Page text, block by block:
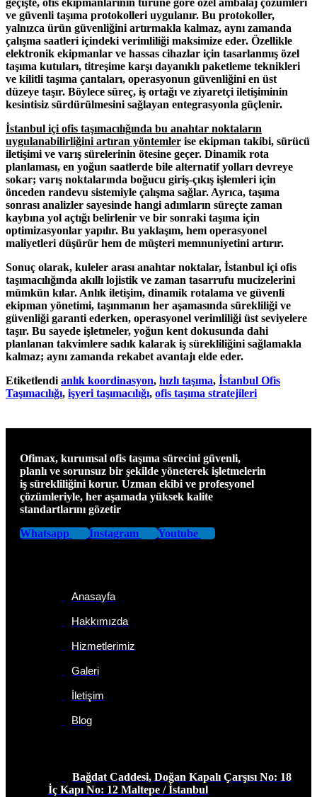
ve güvenli taşıma protokolleri uygulanır. Bu protokoller,
yalnızca ürün güvenliğini artırmakla kalmaz, aynı zamanda
çalışma saatleri içindeki verimliliği maksimize eder. Özellikle
elektronik ekipmanlar ve hassas cihazlar için tasarlanmış özel
taşıma kutuları, titreşime karşı dayanıklı paketleme teknikleri
ve kilitli taşıma çantaları, operasyonun güvenliğini en üst
düzeye taşır. Böylece süreç, iş ortağı ve ziyaretçi iletişiminin
kesintisiz sürdürülmesini sağlayan entegrasyonla güçlenir.
İstanbul içi ofis taşımacılığında bu anahtar noktaların
uygulanabilirliğini artıran yöntemler ise ekipman takibi, sürücü
iletişimi ve varış sürelerinin ötesine geçer. Dinamik rota
planlaması, en yoğun saatlerde bile alternatif yolları devreye
sokar; varış noktalarında boğucu giriş-çıkış işlemleri için
önceden randevu sistemiyle çalışma sağlar. Ayrıca, taşıma
sonrası analizler sayesinde hangi adımların süreçte zaman
kaybına yol açtığı belirlenir ve bir sonraki taşıma için
optimizasyonlar yapılır. Bu yaklaşım, hem operasyonel
maliyetleri düşürür hem de müşteri memnuniyetini artırır.
Sonuç olarak, kuleler arası anahtar noktalar, İstanbul içi ofis
taşımacılığında akıllı lojistik ve zaman tasarrufu mucizelerini
mümkün kılar. Anlık iletişim, dinamik rotalama ve güvenli
ekipman yönetimi, taşınmanın her aşamasında sürekliliği ve
güvenliği garanti ederken, operasyonel verimliliği üst seviyelere
taşır. Bu sayede işletmeler, yoğun kent dokusunda dahi
planlanan takvimlere sadık kalarak iş sürekliliğini sağlamakla
kalmaz; aynı zamanda rekabet avantajı elde eder.
Etiketlendi anlık koordinasyon, hızlı taşıma, İstanbul Ofis
Taşımacılığı, işyeri taşımacılığı, ofis taşıma stratejileri
Ofimax, kurumsal ofis taşıma sürecini güvenli,
planlı ve sorunsuz bir şekilde yöneterek işletmelerin
iş sürekliliğini korur. Uzman ekibi ve profesyonel
çözümleriyle, her aşamada yüksek kalite
standartlarını gözetir
Whatsapp
Instagram Youtube
Anasayfa
Hakkımızda
Hizmetlerimiz
Galeri
İletişim
Blog
Bağdat Caddesi, Doğan Kapalı Çarşısı No: 18
İç Kapı No: 12 Maltepe / İstanbul